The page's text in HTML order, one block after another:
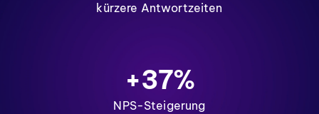
kürzere Antwortzeiten
+37%
NPS-Steigerung